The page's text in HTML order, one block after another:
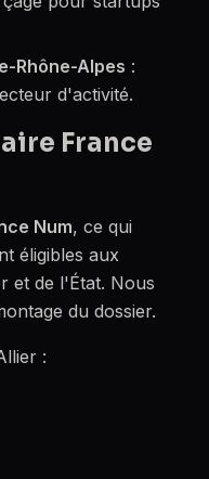
Rhône-Alpes :
d'activité.
France
Num, ce qui
éligibles aux
et de l'État. Nous
du dossier.
: